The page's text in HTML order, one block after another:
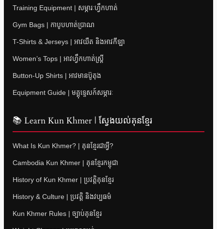
Training Equipment | សម្ភារៈហ្វឹកហាត់
Gym Bags | កាបូបហាត់ប្រាណ
T-Shirts & Jerseys | អាវយឺត និងអាវកីឡា
Women’s Tops | អាវហ្វឹកហាត់ស្ត្រី
Button-Up Shirts | អាវមានប៊ូតុង
Equipment Guide | មគ្គុទ្ទេសក៍សម្ភារៈ
📚 Learn Kun Khmer | ស្វែងយល់គុនខ្មែរ
What Is Kun Khmer? | គុនខ្មែរជាអ្វី?
Cambodia Kun Khmer | គុនខ្មែរកម្ពុជា
History of Kun Khmer | ប្រវត្តិគុនខ្មែរ
History & Culture | ប្រវត្តិ និងវប្បធម៌
Kun Khmer Rules | ច្បាប់គុនខ្មែរ